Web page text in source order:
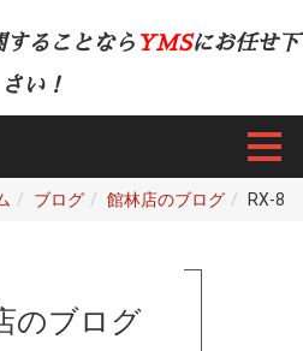
することなら YMSにお任せ下
さい！
ブログ 館林店のブログ RX-8
のブログ